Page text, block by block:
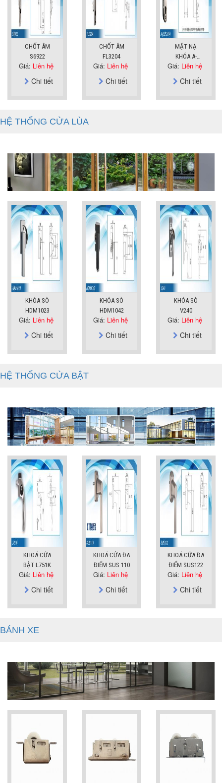
CHỐT ÂM
S6922
Giá: Liên hệ
Chi tiết
CHỐT ÂM
FL3204
Giá: Liên hệ
Chi tiết
MẶT NẠ
KHÓA A-
SUS304
Giá: Liên hệ
Chi tiết
HỆ THỐNG CỬA LÙA
KHÓA SÒ
HDM1023
Giá: Liên hệ
Chi tiết
KHÓA SÒ
HDM1042
Giá: Liên hệ
Chi tiết
KHÓA SÒ
V240
Giá: Liên hệ
Chi tiết
HỆ THỐNG CỬA BẬT
KHOÁ CỬA
BẬT L751K
Giá: Liên hệ
Chi tiết
KHOÁ CỬA ĐA
ĐIỂM SUS 110
Giá: Liên hệ
Chi tiết
KHOÁ CỬA ĐA
ĐIỂM SUS122
Giá: Liên hệ
Chi tiết
BÁNH XE